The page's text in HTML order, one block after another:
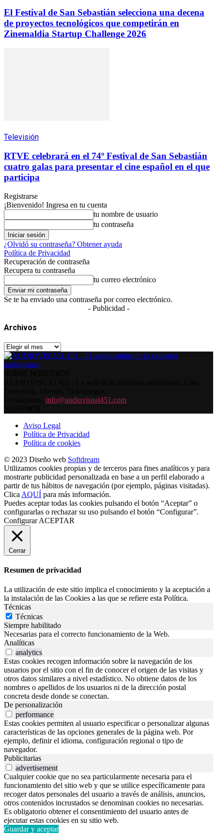
El Festival de San Sebastián selecciona una decena
de proyectos tecnológicos que competirán en
Zinemaldia Startup Challenge 2026
Televisión
RTVE celebrará en el 74º Festival de San Sebastián
cuatro galas para presentar el cine español en el que
participa
Registrarse
¡Bienvenido! Ingresa en tu cuenta
tu nombre de usuario
tu contraseña
¿Olvidó su contraseña? Obtener ayuda
Política de Privacidad
Recuperación de contraseña
Recupera tu contraseña
tu correo electrónico
Se te ha enviado una contraseña por correo electrónico.
- Publicidad -
Archivos
Archivos
info@audiovisual451.com
Aviso Legal
Política de Privacidad
Política de cookies
© 2023 Diseño web Softdream
Utilizamos cookies propias y de terceros para fines analíticos y para
mostrarte publicidad personalizada en base a un perfil elaborado a
partir de tus hábitos de navegación (por ejemplo, páginas visitadas).
Clica AQUÍ para más información.
Puedes aceptar todas las cookies pulsando el botón “Aceptar” o
configurarlas o rechazar su uso pulsando el botón “Configurar”.
Configurar ACEPTAR
Cerrar
Resumen de privacidad
La utilización de este sitio implica el conocimiento y la aceptación a
la instalación de las Cookies a las que se refiere esta Política.
Técnicas
Técnicas
Siempre habilitado
Necesarias para el correcto funcionamiento de la Web.
Analíticas
analytics
Estas cookies recogen información sobre la navegación de los
usuarios por el sitio con el fin de conocer el origen de las visitas y
otros datos similares a nivel estadístico. No obtiene datos de los
nombres o apellidos de los usuarios ni de la dirección postal
concreta desde donde se conectan.
De personalización
performance
Estas cookies permiten al usuario especificar o personalizar algunas
características de las opciones generales de la página web. Por
ejemplo, definir el idioma, configuración regional o tipo de
navegador.
Publicitarias
advertisement
Cualquier cookie que no sea particularmente necesaria para el
funcionamiento del sitio web y que se utilice específicamente para
recoger datos personales del usuario a través de análisis, anuncios,
otros contenidos incrustados se denominan cookies no necesarias.
Es obligatorio obtener el consentimiento del usuario antes de
ejecutar estas cookies en su sitio web.
Guardar y aceptar